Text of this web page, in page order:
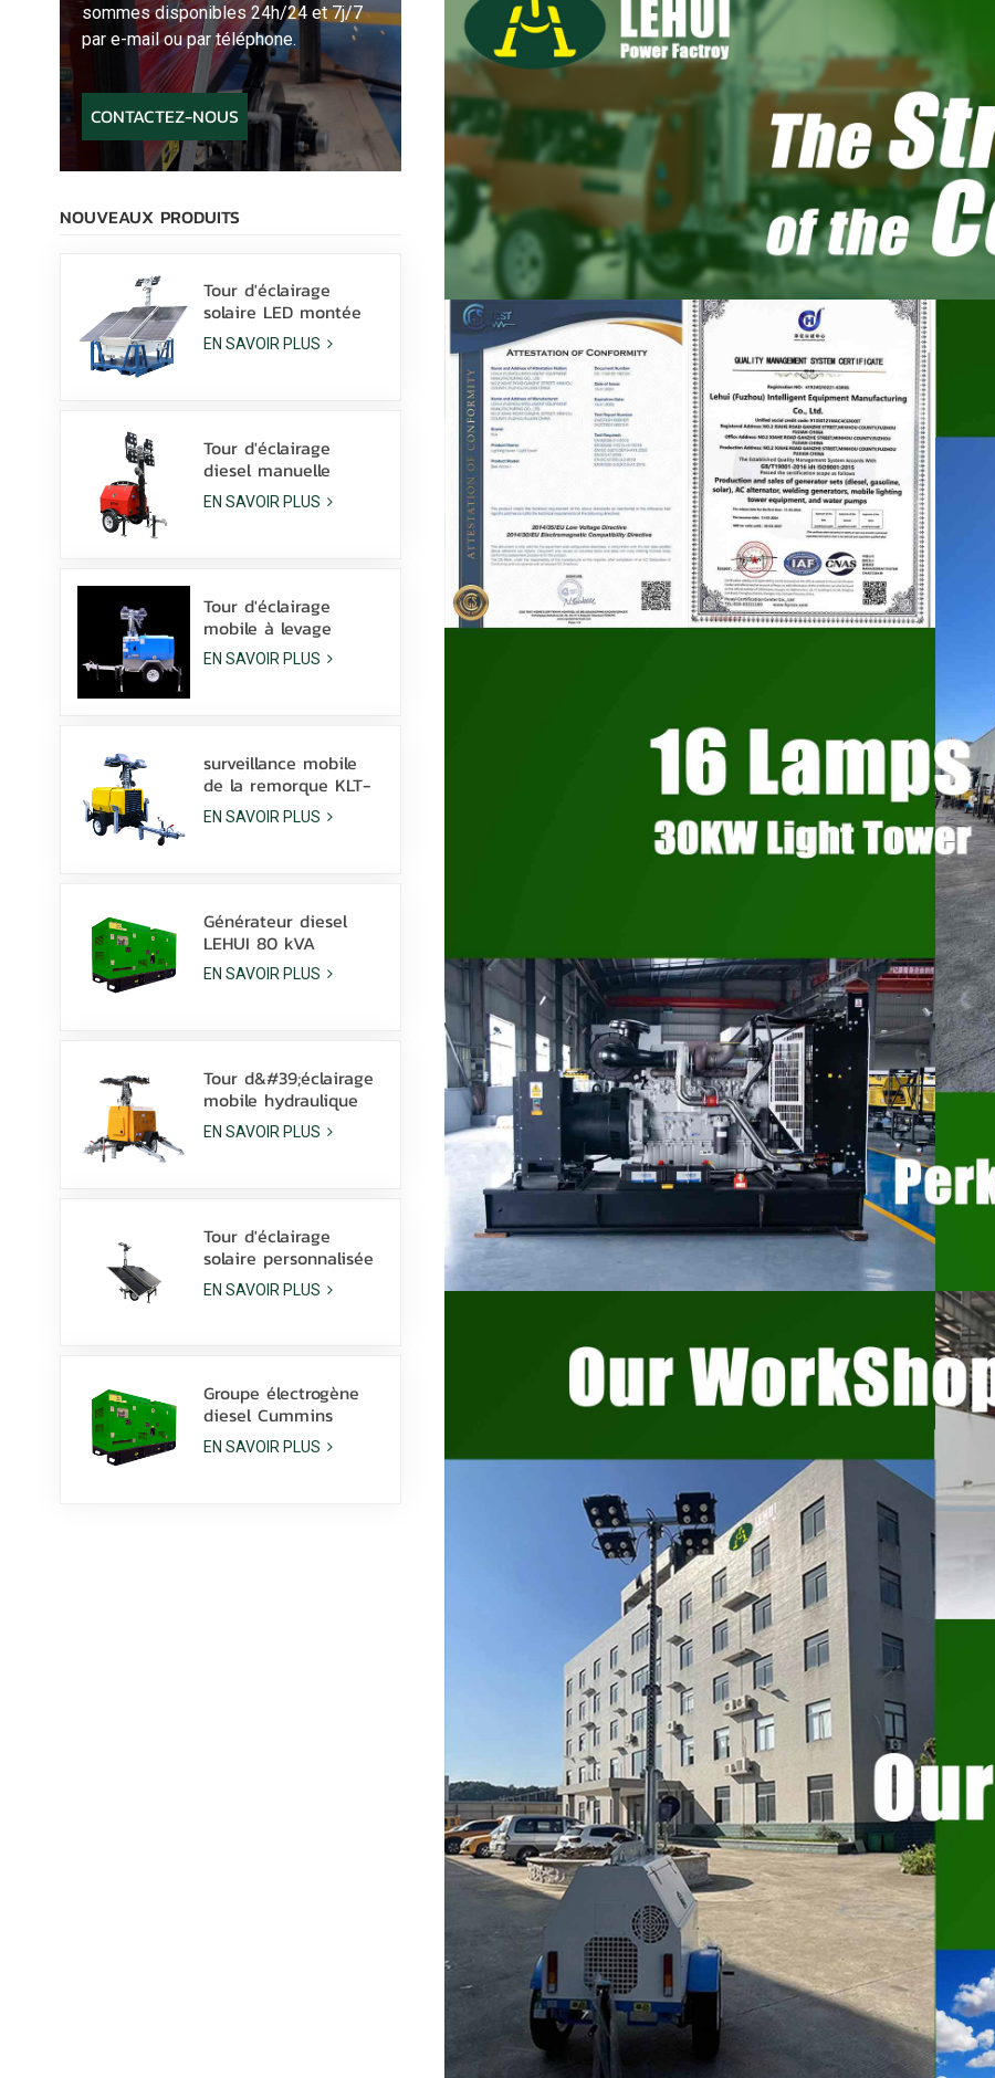
sommes disponibles 24h/24 et 7j/7
par e-mail ou par téléphone.
CONTACTEZ-NOUS
NOUVEAUX PRODUITS
Tour d'éclairage
solaire LED montée
sur patins avec
lampes LED 400 W et
EN SAVOIR PLUS
Tour d'éclairage
diesel manuelle
compacte et
économique avec 4
W
EN SAVOIR PLUS
Tour d'éclairage
mobile à levage
hydraulique manuel
de 9 m de hauteur
EN SAVOIR PLUS
surveillance mobile
de la remorque KLT-
10000V de tour
légère de mât de
EN SAVOIR PLUS
Générateur diesel
LEHUI 80 kVA
silencieux, alimenté
par un moteur
EN SAVOIR PLUS
Tour d&#39;éclairage
mobile hydraulique
diesel de 9 m avec
lampes LED de 350 W
W
EN SAVOIR PLUS
Tour d'éclairage
solaire personnalisée
avec batterie au
Lithium, lampes LED
EN SAVOIR PLUS
Groupe électrogène
diesel Cummins
6ZTAA13-G2 de 425
kVA pour applications
EN SAVOIR PLUS